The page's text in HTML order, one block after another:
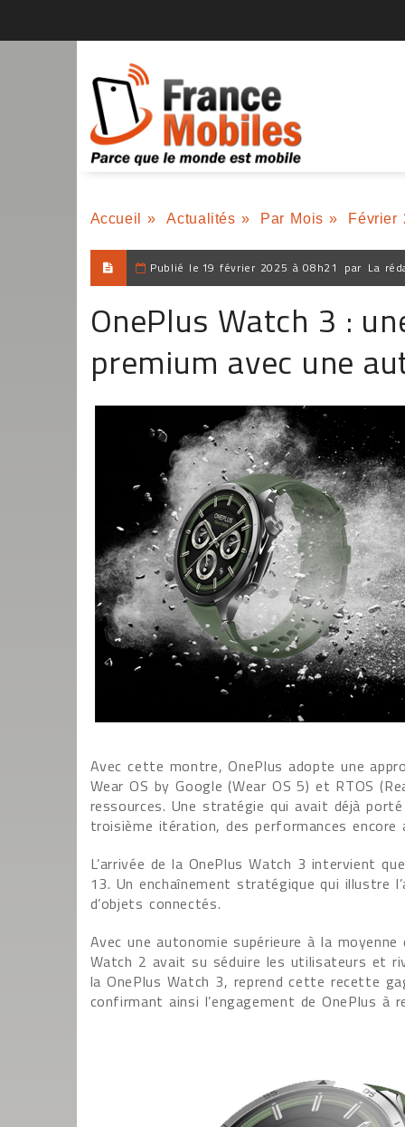
Accueil » Actualités » Par Mois » Février
Publié le 19 février 2025 à 08h21 par La
OnePlus Watch 3 :
premium avec une
Avec cette montre, OnePlus adopte une
Wear OS by Google (Wear OS 5) et RTOS
ressources. Une stratégie qui avait déjà
troisième itération, des performances encore
L’arrivée de la OnePlus Watch 3 intervient
13. Un enchaînement stratégique qui illustre
d’objets connectés.
Avec une autonomie supérieure à la
Watch 2 avait su séduire les utilisateurs et
la OnePlus Watch 3, reprend cette recette
confirmant ainsi l’engagement de OnePlus à